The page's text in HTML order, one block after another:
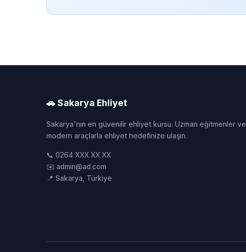
🚗 Sakarya Ehliyet
Sakarya'nın en güvenilir ehliyet kursu. Uzman eğitmenler ve
modern araçlarla ehliyet hedefinize ulaşın.
📞 0264 XXX XX XX
✉️ admin@ad.com
📍 Sakarya, Türkiye